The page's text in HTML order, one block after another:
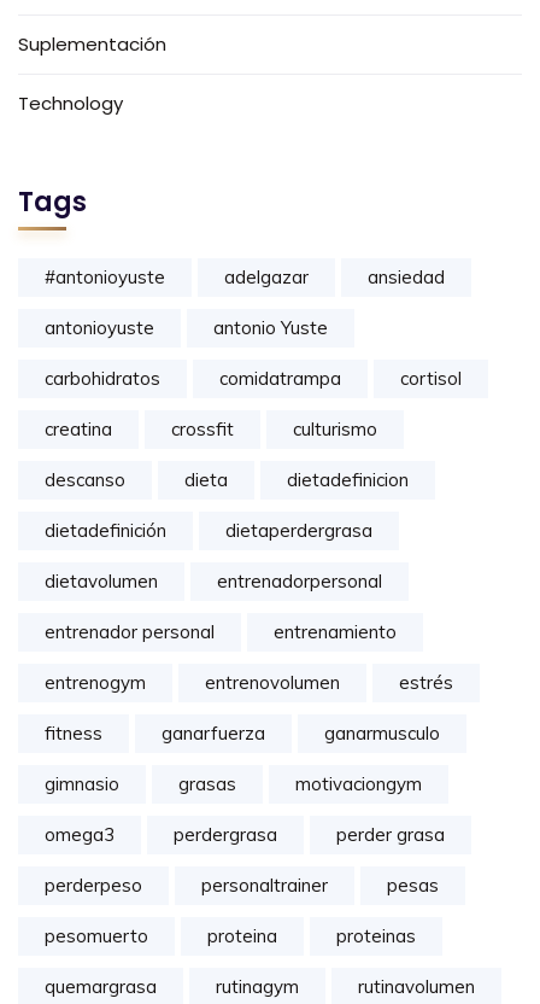
Suplementación
Technology
Tags
#antonioyuste adelgazar ansiedad
antonioyuste antonio Yuste
carbohidratos comidatrampa cortisol
creatina crossfit culturismo
descanso dieta dietadefinicion
dietadefinición dietaperdergrasa
dietavolumen entrenadorpersonal
entrenador personal entrenamiento
entrenogym entrenovolumen estrés
fitness ganarfuerza ganarmusculo
gimnasio grasas motivaciongym
omega3 perdergrasa perder grasa
perderpeso personaltrainer pesas
pesomuerto proteina proteinas
quemargrasa rutinagym rutinavolumen